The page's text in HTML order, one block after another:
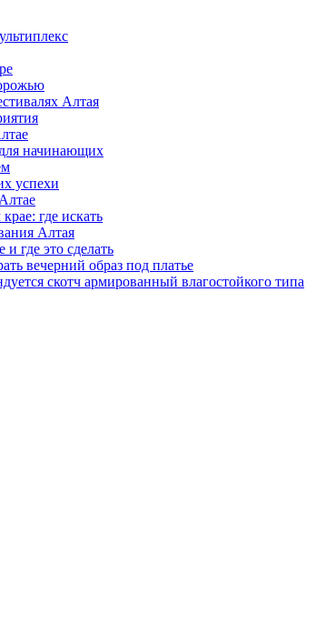
Алтая
начинающих
успехи
где искать
Алтая
и где это сделать
вечерний образ под платье
скотч армированный влагостойкого типа